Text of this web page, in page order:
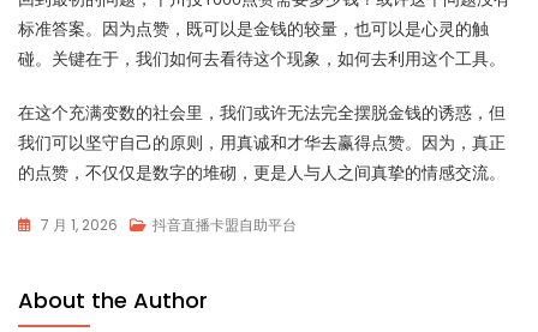
标准答案。因为点赞，既可以是金钱的较量，也可以是心灵的触
碰。关键在于，我们如何去看待这个现象，如何去利用这个工具。
在这个充满变数的社会里，我们或许无法完全摆脱金钱的诱惑，但
我们可以坚守自己的原则，用真诚和才华去赢得点赞。因为，真正
的点赞，不仅仅是数字的堆砌，更是人与人之间真挚的情感交流。
7 月 1, 2026 抖音直播卡盟自助平台
About the Author